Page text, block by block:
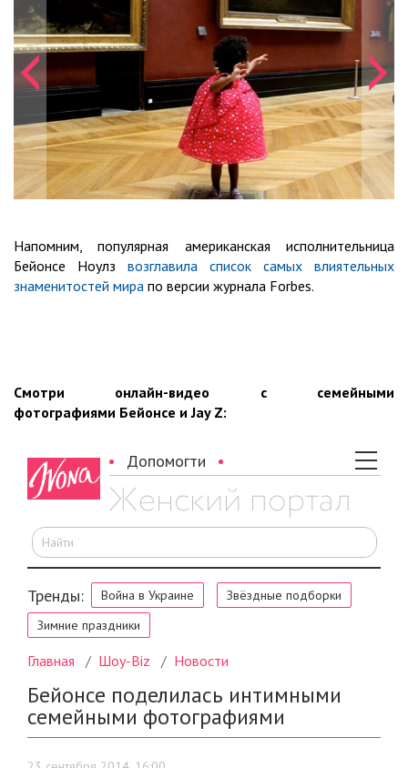
Напомним, популярная американская исполнительница
Бейонсе Ноулз возглавила список самых влиятельных
знаменитостей мира по версии журнала Forbes.
Смотри онлайн-видео с семейными
фотографиями Бейонсе и Jay Z: